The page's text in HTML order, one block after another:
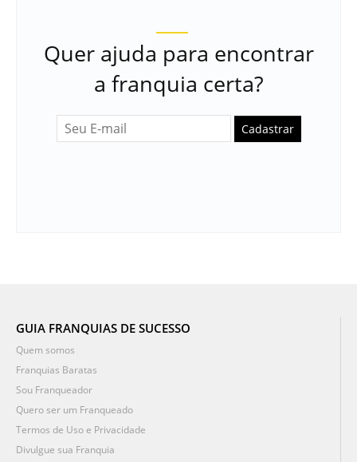
Quer ajuda para encontrar
a franquia certa?
Cadastrar
GUIA FRANQUIAS DE SUCESSO
Quem somos
Franquias Baratas
Sou Franqueador
Quero ser um Franqueado
Termos de Uso e Privacidade
Divulgue sua Franquia